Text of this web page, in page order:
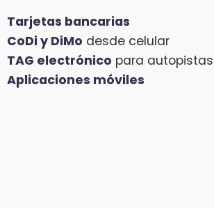
Tarjetas bancarias
CoDi y DiMo desde celular
TAG electrónico para autopistas
Aplicaciones móviles